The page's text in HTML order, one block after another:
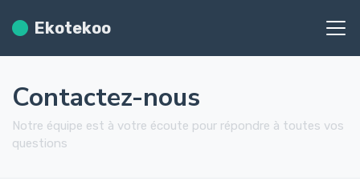
Ekotekoo
Contactez-nous
Notre équipe est à votre écoute pour répondre à toutes vos
questions